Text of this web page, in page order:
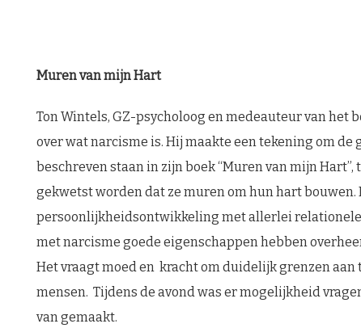
Muren van mijn Hart
Ton Wintels, GZ-psycholoog en medeauteur van het
over wat narcisme is. Hij maakte een tekening om de
beschreven staan in zijn boek “Muren van mijn
gekwetst worden dat ze muren om hun hart
persoonlijkheidsontwikkeling met allerlei
met narcisme goede eigenschappen hebben
Het vraagt moed en kracht om duidelijk grenzen
mensen. Tijdens de avond was er mogelijkheid
van gemaakt.